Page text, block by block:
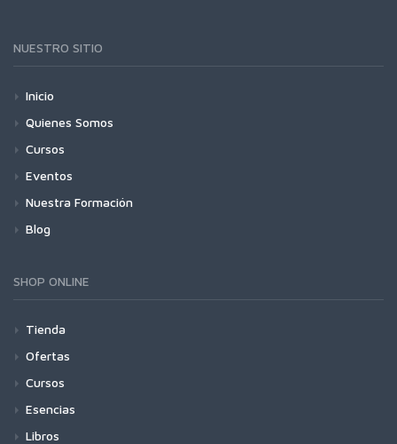
NUESTRO SITIO
Inicio
Quienes Somos
Cursos
Eventos
Nuestra Formación
Blog
SHOP ONLINE
Tienda
Ofertas
Cursos
Esencias
Libros